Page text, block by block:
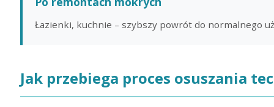
Łazienki, kuchnie – szybszy powrót do normalnego
Jak przebiega proces osuszania